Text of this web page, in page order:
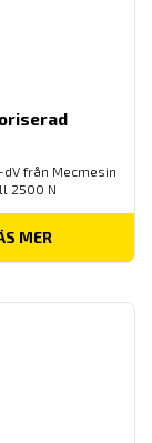
från Mecmesin
2500 N
MER